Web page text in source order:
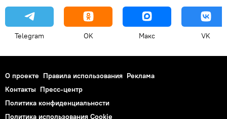
Telegram OK Макс VK
О проекте Правила использования Реклама
Контакты Пресс-центр
Политика конфиденциальности
Политика использования Cookie